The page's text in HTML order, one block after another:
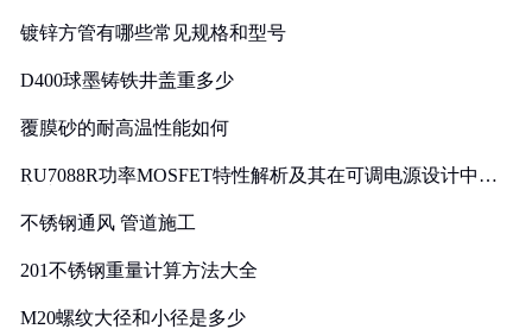
镀锌方管有哪些常见规格和型号
D400球墨铸铁井盖重多少
覆膜砂的耐高温性能如何
RU7088R功率MOSFET特性解析及其在可调电源设计中的
不锈钢通风 管道施工
201不锈钢重量计算方法大全
M20螺纹大径和小径是多少